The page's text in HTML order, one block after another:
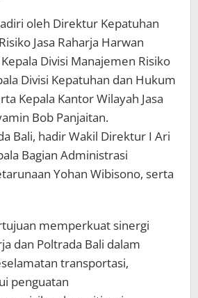
oleh Direktur Kepatuhan
Jasa Raharja Harwan
Divisi Manajemen Risiko
Divisi Kepatuhan dan Hukum
Kepala Kantor Wilayah Jasa
Bob Panjaitan.
Bali, hadir Wakil Direktur I Ari
Bagian Administrasi
Yohan Wibisono, serta
memperkuat sinergi
dan Poltrada Bali dalam
transportasi,
penguatan